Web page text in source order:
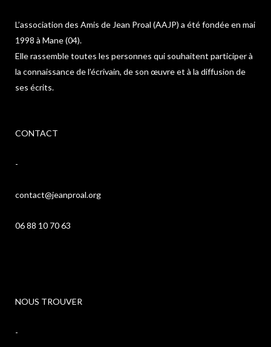
L’association des Amis de Jean Proal (AAJP) a été fondée en mai
1998 à Mane (04).
Elle rassemble toutes les personnes qui souhaitent participer à
la connaissance de l’écrivain, de son œuvre et à la diffusion de
ses écrits.
CONTACT
-
contact@jeanproal.org
06 88 10 70 63
NOUS TROUVER
-